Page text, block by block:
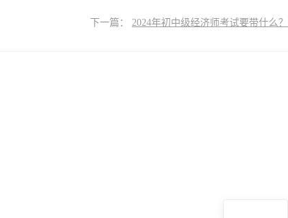
下一篇： 2024年初中级经济师考试要带什么？